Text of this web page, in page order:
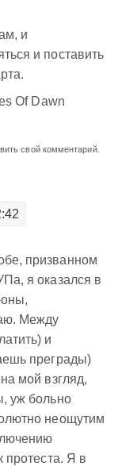
и
и поставить
Of Dawn
свой комментарий.
призванном
я оказался в
Между
и
преграды)
мой взгляд,
уж больно
неощутим
протеста. Я в